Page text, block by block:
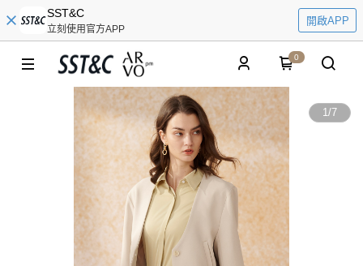
SST&C
立刻使用官方APP
開啟APP
0
1/7